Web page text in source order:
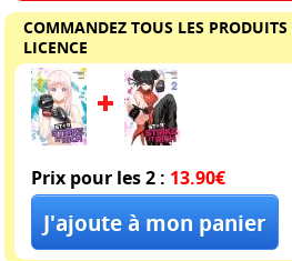
COMMANDEZ TOUS LES PRODUITS
LICENCE
Prix pour les 2 : 13.90€